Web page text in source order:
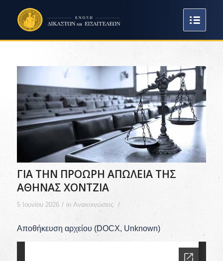
ΓΙΑ ΤΗΝ ΠΡΟΩΡΗ ΑΠΩΛΕΙΑ ΤΗΣ
ΑΘΗΝΑΣ ΧΟΝΤΖΙΑ
5 Ιουνίου 2026 / inΑνακοινώσεις /
Αποθήκευση αρχείου (DOCX, Unknown)